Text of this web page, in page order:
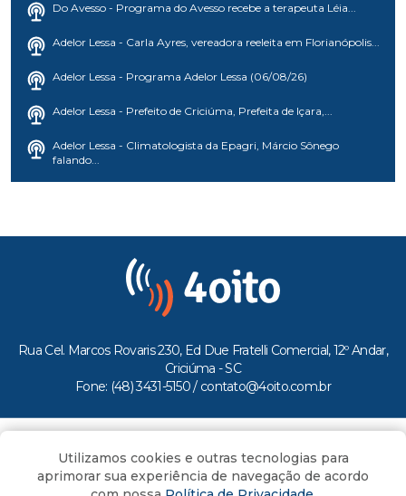
Do Avesso - Programa do Avesso recebe a terapeuta Léia...
Adelor Lessa - Carla Ayres, vereadora reeleita em Florianópolis...
Adelor Lessa - Programa Adelor Lessa (06/08/26)
Adelor Lessa - Prefeito de Criciúma, Prefeita de Içara,...
Adelor Lessa - Climatologista da Epagri, Márcio Sônego
falando...
Rua Cel. Marcos Rovaris 230, Ed Due Fratelli Comercial, 12º Andar,
Criciúma - SC
Fone: (48) 3431-5150 / contato@4oito.com.br
Todos os direitos reservados ao Portal 4oito
Utilizamos cookies e outras tecnologias para
aprimorar sua experiência de navegação de acordo